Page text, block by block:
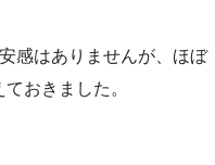
感はありませんが、ほぼ
おきました。